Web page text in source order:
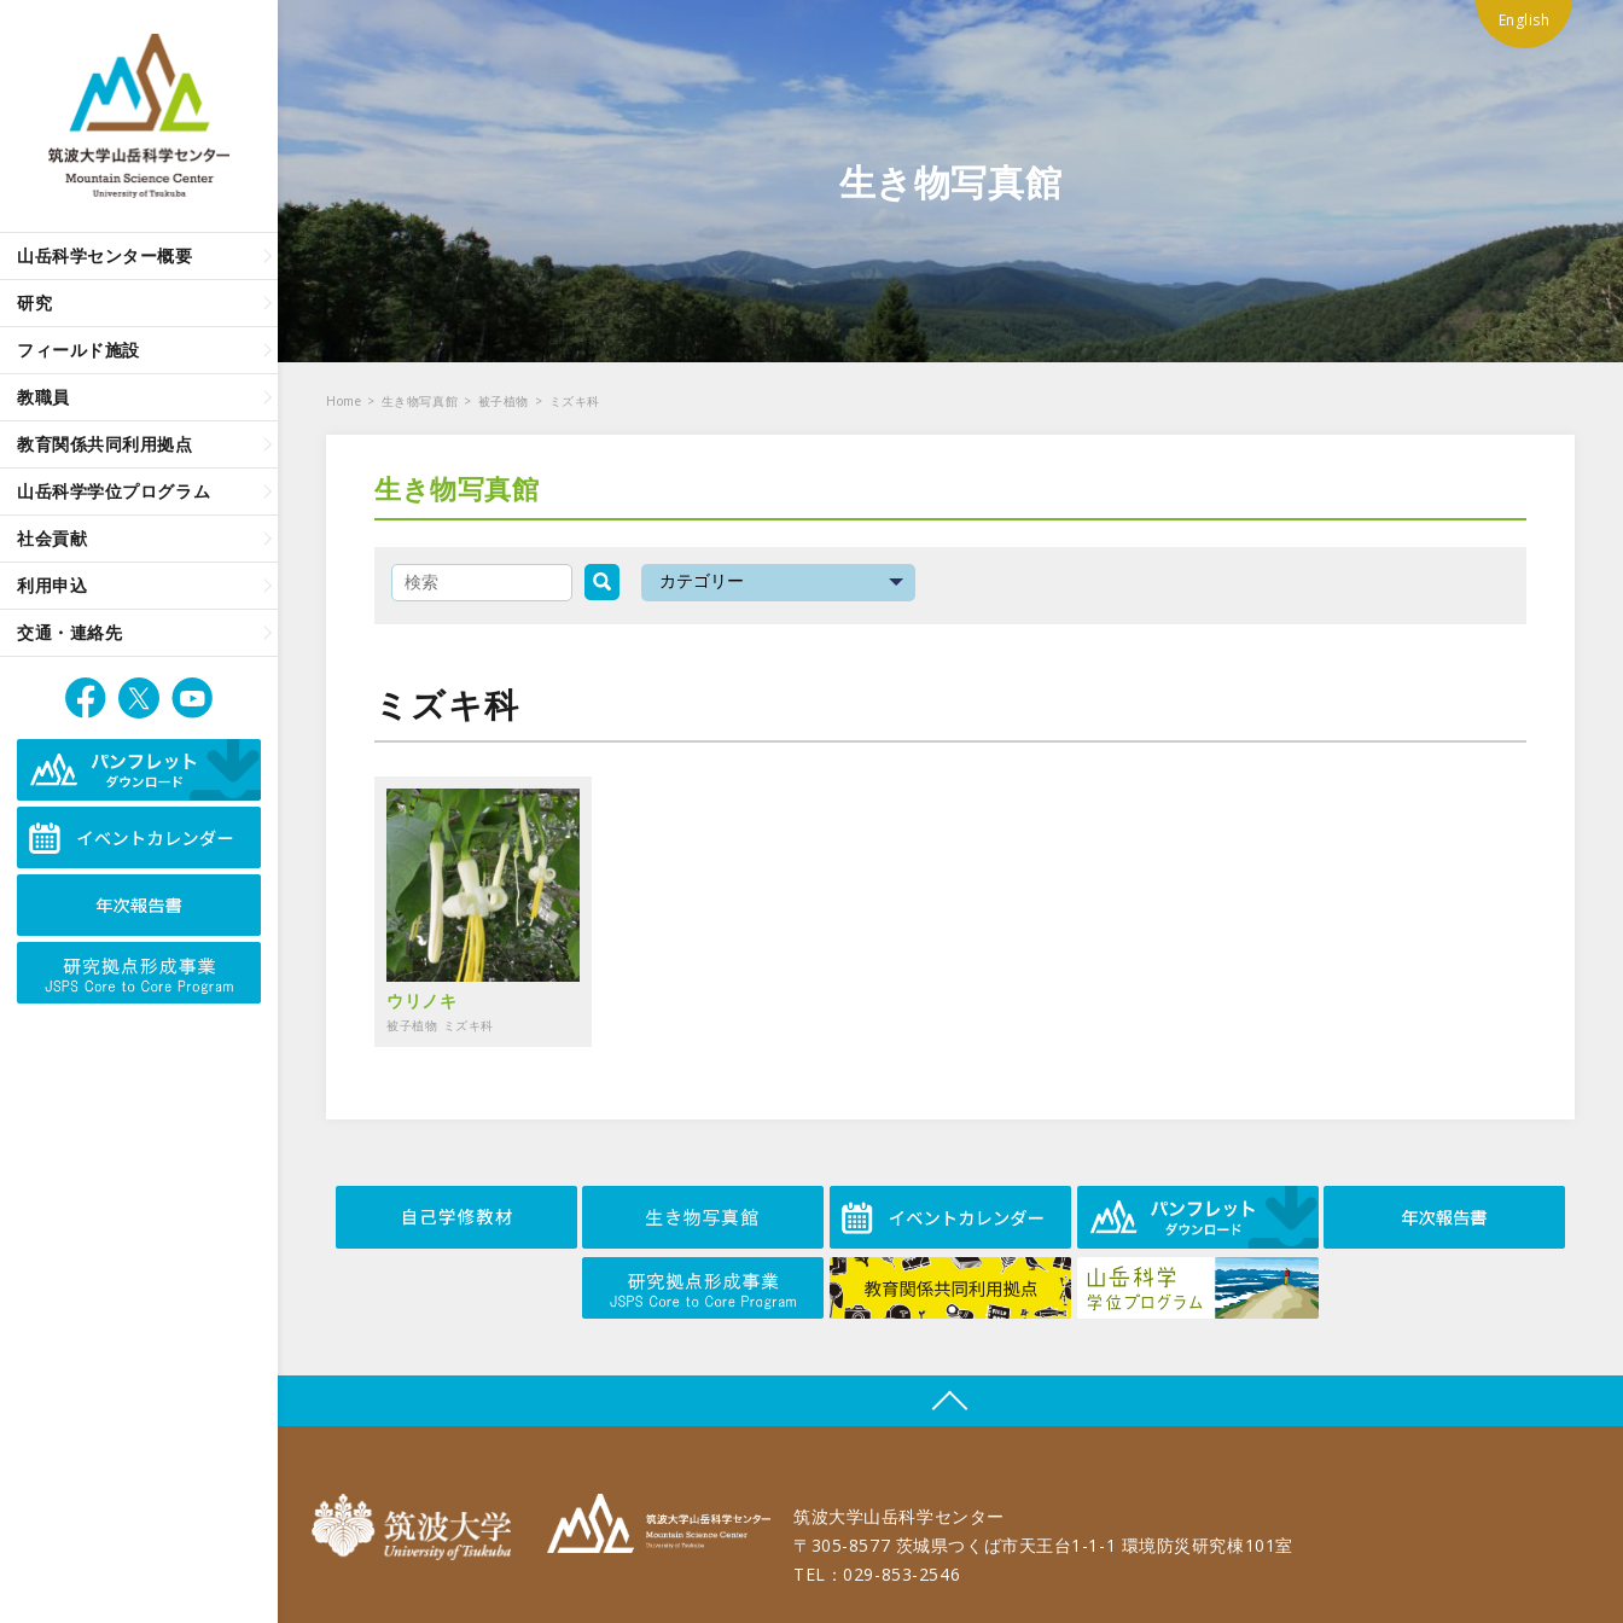
山岳科学センター概要
研究
フィールド施設
教職員
教育関係共同利用拠点
山岳科学学位プログラム
社会貢献
利用申込
交通・連絡先
English
生き物写真館
Home > 生き物写真館 > 被子植物 > ミズキ科
生き物写真館
ミズキ科
ウリノキ
被子植物 ミズキ科
筑波大学山岳科学センター
〒305-8577 茨城県つくば市天王台1-1-1 環境防災研究棟101室
TEL：029-853-2546